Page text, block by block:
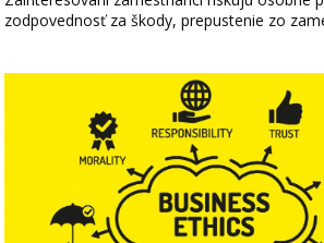
zodpovednosť za škody, prepustenie zo